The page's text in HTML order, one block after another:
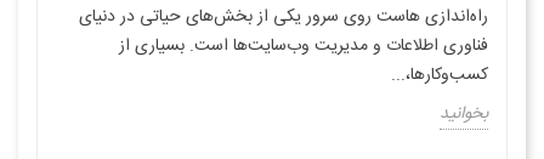
راه‌اندازی هاست روی سرور یکی از بخش‌های حیاتی در دنیای
فناوری اطلاعات و مدیریت وب‌سایت‌ها است. بسیاری از
کسب‌وکارها،...
بخوانید